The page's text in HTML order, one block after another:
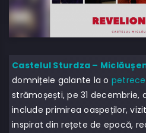
Castelul Sturdza –
domnițele galante la o
strămoșești, pe 31 decembrie,
include primirea oaspeților,
inspirat din rețete de epocă,